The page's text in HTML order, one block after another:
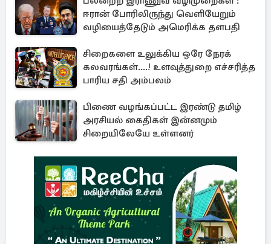
ஈரான் போரிலிருந்து வெளியேறும்
வழியைத்தேடும் அமெரிக்க தளபதி
சிறைகளை உலுக்கிய ஒரே நேரக்
கலவரங்கள்....! உளவுத்துறை எச்சரித்த
பாரிய சதி அம்பலம்
பிணை வழங்கப்பட்ட இரண்டு தமிழ்
அரசியல் கைதிகள் இன்னமும்
சிறையிலேயே உள்ளனர்